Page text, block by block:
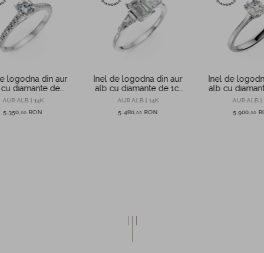
logodna din aur
diamante de
in laborator
AUR ALB | 14K
5.350 ,00 RON
Inel de logodna din aur
alb cu diamante de 1ct
create in laborator
AUR ALB | 14K
5.480 00 RON
Inel de
alb cu
de 0.5ct
AUR ALB |
5.900 ,00